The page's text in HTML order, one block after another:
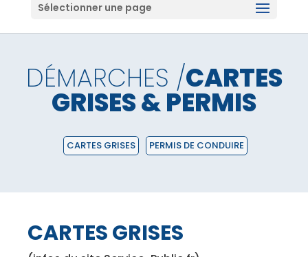
Sélectionner une page
DÉMARCHES /CARTES
GRISES & PERMIS
CARTES GRISES PERMIS DE CONDUIRE
CARTES GRISES